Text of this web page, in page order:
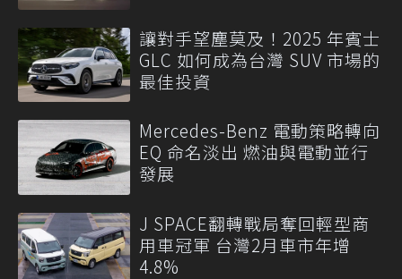
讓對手望塵莫及！2025 年賓士
GLC 如何成為台灣 SUV 市場的
最佳投資
Mercedes-Benz 電動策略轉向
EQ 命名淡出 燃油與電動並行
發展
J SPACE翻轉戰局奪回輕型商
用車冠軍 台灣2月車市年增
4.8%